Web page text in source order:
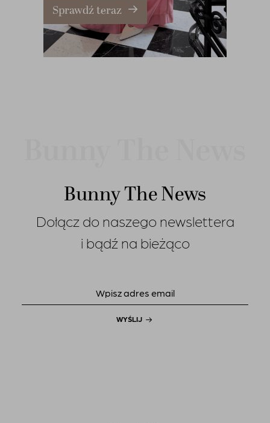
Sprawdź teraz
Bunny The News
Dołącz do naszego newslettera
i bądź na bieżąco
WYŚLIJ